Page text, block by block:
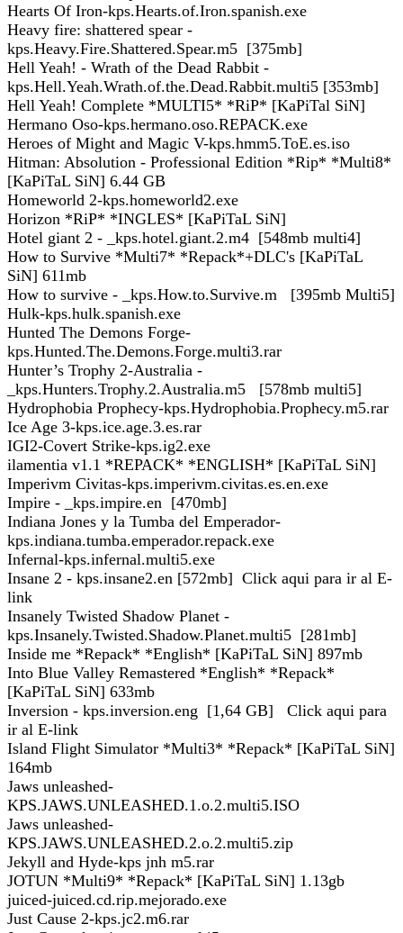
Hearts Of Iron-kps.Hearts.of.Iron.spanish.exe
Heavy fire: shattered spear -
kps.Heavy.Fire.Shattered.Spear.m5 [375mb]
Hell Yeah! - Wrath of the Dead Rabbit -
kps.Hell.Yeah.Wrath.of.the.Dead.Rabbit.multi5 [353mb]
Hell Yeah! Complete *MULTI5* *RiP* [KaPiTal SiN]
Hermano Oso-kps.hermano.oso.REPACK.exe
Heroes of Might and Magic V-kps.hmm5.ToE.es.iso
Hitman: Absolution - Professional Edition *Rip* *Multi8*
[KaPiTaL SiN] 6.44 GB
Homeworld 2-kps.homeworld2.exe
Horizon *RiP* *INGLES* [KaPiTaL SiN]
Hotel giant 2 - _kps.hotel.giant.2.m4 [548mb multi4]
How to Survive *Multi7* *Repack*+DLC's [KaPiTaL
SiN] 611mb
How to survive - _kps.How.to.Survive.m [395mb Multi5]
Hulk-kps.hulk.spanish.exe
Hunted The Demons Forge-
kps.Hunted.The.Demons.Forge.multi3.rar
Hunter’s Trophy 2-Australia -
_kps.Hunters.Trophy.2.Australia.m5 [578mb multi5]
Hydrophobia Prophecy-kps.Hydrophobia.Prophecy.m5.rar
Ice Age 3-kps.ice.age.3.es.rar
IGI2-Covert Strike-kps.ig2.exe
ilamentia v1.1 *REPACK* *ENGLISH* [KaPiTaL SiN]
Imperivm Civitas-kps.imperivm.civitas.es.en.exe
Impire - _kps.impire.en [470mb]
Indiana Jones y la Tumba del Emperador-
kps.indiana.tumba.emperador.repack.exe
Infernal-kps.infernal.multi5.exe
Insane 2 - kps.insane2.en [572mb] Click aqui para ir al E-
link
Insanely Twisted Shadow Planet -
kps.Insanely.Twisted.Shadow.Planet.multi5 [281mb]
Inside me *Repack* *English* [KaPiTaL SiN] 897mb
Into Blue Valley Remastered *English* *Repack*
[KaPiTaL SiN] 633mb
Inversion - kps.inversion.eng [1,64 GB] Click aqui para
ir al E-link
Island Flight Simulator *Multi3* *Repack* [KaPiTaL SiN]
164mb
Jaws unleashed-
KPS.JAWS.UNLEASHED.1.o.2.multi5.ISO
Jaws unleashed-
KPS.JAWS.UNLEASHED.2.o.2.multi5.zip
Jekyll and Hyde-kps jnh m5.rar
JOTUN *Multi9* *Repack* [KaPiTaL SiN] 1.13gb
juiced-juiced.cd.rip.mejorado.exe
Just Cause 2-kps.jc2.m6.rar